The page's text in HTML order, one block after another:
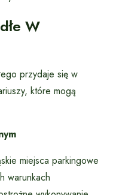
W
przydaje się w
które mogą
miejsca parkingowe
warunkach